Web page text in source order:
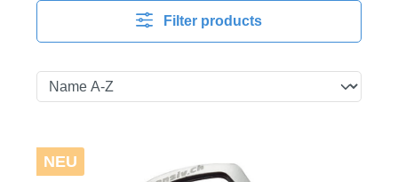
Filter products
NEU